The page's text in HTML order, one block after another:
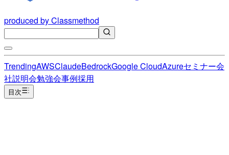
produced by Classmethod
TrendingAWSClaudeBedrockGoogle CloudAzureセミナー会
社説明会勉強会事例採用
目次